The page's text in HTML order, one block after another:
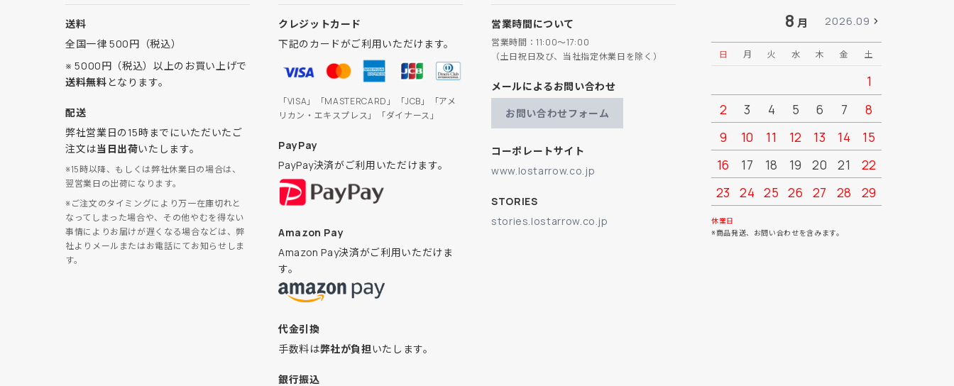
送料
全国一律 500円（税込）
※ 5000円（税込）以上のお買い上げで
送料無料となります。
配送
弊社営業日の15時までにいただいたご
注文は当日出荷いたします。
※15時以降、もしくは弊社休業日の場合は、
翌営業日の出荷になります。
※ご注文のタイミングにより万一在庫切れと
なってしまった場合や、その他やむを得ない
事情によりお届けが遅くなる場合などは、弊
社よりメールまたはお電話にてお知らせしま
す。
クレジットカード
下記のカードがご利用いただけます。
「VISA」「MASTERCARD」「JCB」「アメ
リカン・エキスプレス」「ダイナース」
PayPay
PayPay決済がご利用いただけます。
Amazon Pay
Amazon Pay決済がご利用いただけま
す。
代金引換
手数料は弊社が負担いたします。
銀行振込
営業時間について
営業時間：11:00～17:00
（土日祝日及び、当社指定休業日を除く）
メールによるお問い合わせ
お問い合わせフォーム
コーポレートサイト
www.lostarrow.co.jp
STORIES
stories.lostarrow.co.jp
8 月 2026.09
日 月 火 水 木 金 土
1
2
3 4 5 6 7
8
9
10 11 12 13 14
15
16
17 18 19 20 21
22
23
24 25 26 27 28
29
30
休業日
※商品発送、お問い合わせを含みます。